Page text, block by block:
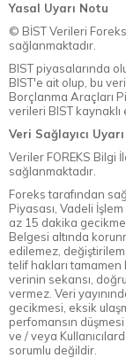
Yasal Uyarı Notu
© BİST Verileri
sağlanmaktadır.
BIST piyasalarında
BIST'e ait olup, bu
Borçlanma Araçları
verileri BIST
Veri Sağlayıcı
Veriler FOREKS Bilgi
sağlanmaktadır.
Foreks tarafından
Piyasası, Vadeli
az 15 dakika
Belgesi altında
edilemez,
telif hakları tamamen
verinin sekansı,
vermez. Veri
gecikmesi, eksik
perfomansın düşmesi
ve / veya
sorumlu değildir.